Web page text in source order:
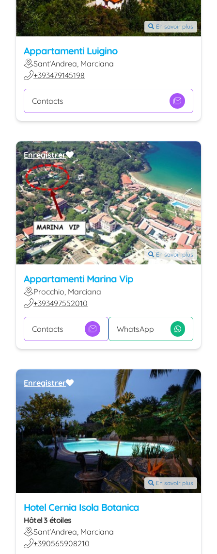
En savoir plus
Appartamenti Luigino
Sant'Andrea, Marciana
+393479145198
Contacts
En savoir plus
Appartamenti Marina Vip
Procchio, Marciana
+393497552010
Contacts WhatsApp
Enregistrer
En savoir plus
Hotel Cernia Isola Botanica
Hôtel 3 étoiles
Sant'Andrea, Marciana
+390565908210
Enregistrer